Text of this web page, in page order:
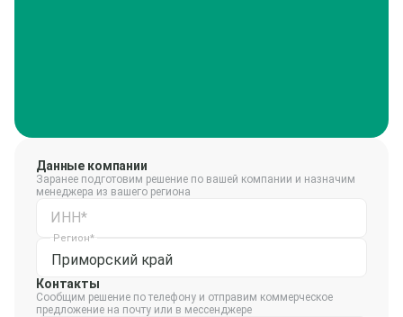
Данные компании
Заранее подготовим решение по вашей компании и назначим
менеджера из вашего региона
ИНН*
Приморский край
Регион*
Контакты
Сообщим решение по телефону и отправим коммерческое
предложение на почту или в мессенджере